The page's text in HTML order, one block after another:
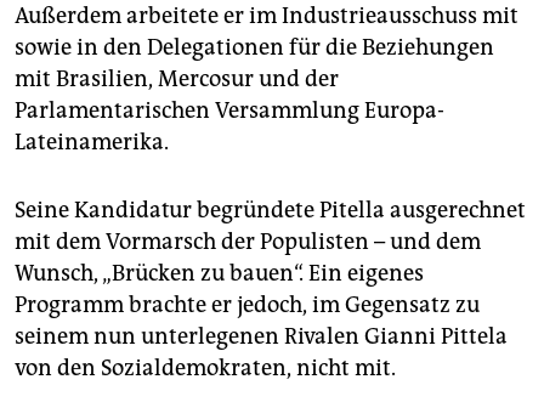
Außerdem arbeitete er im Industrieausschuss mit
sowie in den Delegationen für die Beziehungen
mit Brasilien, Mercosur und der
Parlamentarischen Versammlung Europa-
Lateinamerika.
Seine Kandidatur begründete Pitella ausgerechnet
mit dem Vormarsch der Populisten – und dem
Wunsch, „Brücken zu bauen“. Ein eigenes
Programm brachte er jedoch, im Gegensatz zu
seinem nun unterlegenen Rivalen Gianni Pittela
von den Sozialdemokraten, nicht mit.